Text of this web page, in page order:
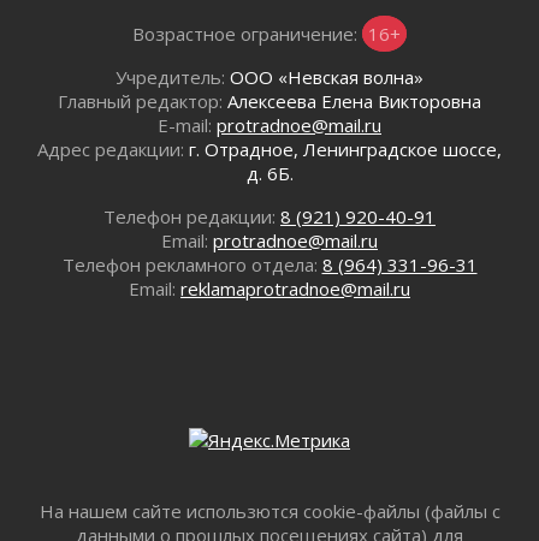
В Ивангороде появилась «Избушка-
воробушка»
02 августа 2026
Юхла, мука, кантеле и Водяной
01 августа 2026
Лето катится с горки
01 августа 2026
В Ленобласти открылась экспозиция к 150-
летию Билибина
01 августа 2026
Безмолвный крик о помощи
В музей всей семьёй
01 августа 2026
Возрастное ограничение: 16+
Учредитель: ООО «Невская волна»
Главный редактор: Алексеева Елена Викторовна
E-mail: protradnoe@mail.ru
Адрес редакции: г. Отрадное, Ленинградское шоссе,
д. 6Б.
Телефон редакции: 8 (921) 920-40-91
Email: protradnoe@mail.ru
Телефон рекламного отдела: 8 (964) 331-96-31
Email: reklamaprotradnoe@mail.ru
На нашем сайте использются cookie-файлы (файлы с
данными о прошлых посещениях сайта) для